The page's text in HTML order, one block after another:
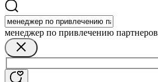
менеджер по привлечению партнеров